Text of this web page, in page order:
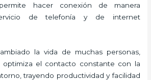
hacer conexión de manera
de telefonía y de internet
la vida de muchas personas,
optimiza el contacto constante con la
trayendo productividad y facilidad